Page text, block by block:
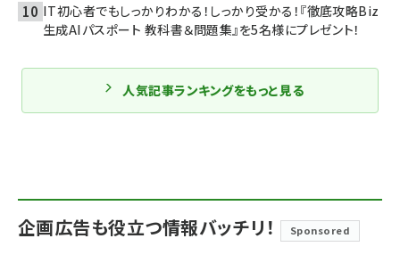
IT初心者でもしっかりわかる！しっかり受かる！『徹底攻略Biz
生成AIパスポート 教科書＆問題集』を5名様にプレゼント！
人気記事ランキングをもっと見る
企画広告も役立つ情報バッチリ！ Sponsored